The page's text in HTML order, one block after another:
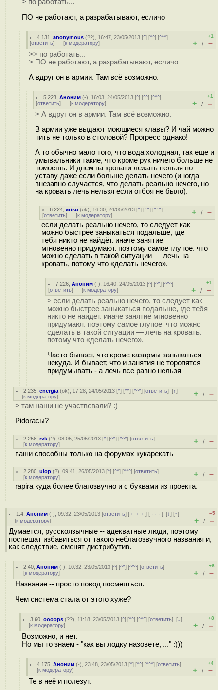
> по работать...
ПО не работают, а разрабатывают, есличо
4.131 ,anonymous (??), 16:47, 23/05/2013 [^] [^^] [^^^]
[ответить] [к модератору]
+1
+ / –
>> по работать...
> ПО не работают, а разрабатывают, есличо
А вдруг он в армии. Там всё возможно.
5.223 ,Аноним (-), 16:03, 24/05/2013 [^] [^^] [^^^]
[ответить] [к модератору]
+1
+ / –
> А вдруг он в армии. Там всё возможно.
В армии уже выдают моющиеся клавы? И чай можно
пить не только в столовой? Прогресс однако!
А то обычно мало того, что вода холодная, так еще и
умывальники такие, что кроме рук ничего больше не
помоешь. И днем на кровати лежать нельзя по
уставу даже если больше делать нечего (иногда
внезапно случается, что делать реально нечего, но
на кровать лечь нельзя если отбоя не было).
6.224 ,arisu (ok), 16:30, 24/05/2013 [^] [^^] [^^^]
[ответить] [к модератору] + / –
если делать реально нечего, то следует как
можно быстрее заныкаться подальше, где
тебя никто не найдёт. иначе занятие
мгновенно придумают. поэтому самое глупое, что
можно сделать в такой ситуации — лечь на
кровать, потому что «делать нечего».
7.226 ,Аноним (-), 16:40, 24/05/2013 [^] [^^] [^^^]
[ответить] [к модератору]
+1
+ / –
> если делать реально нечего, то следует как
можно быстрее заныкаться подальше, где тебя
никто не найдёт. иначе занятие мгновенно
придумают. поэтому самое глупое, что можно
сделать в такой ситуации — лечь на кровать,
потому что «делать нечего».
Часто бывает, что кроме казармы заныкаться
некуда. И бывает, что и занятия не торопятся
придумывать - а лечь все равно нельзя.
2.235 ,energia (ok), 17:28, 24/05/2013 [^] [^^] [^^^] [ответить][↑]
[к модератору] + / –
> там наши не участвовали? :)
Pidoraсы?
2.258 ,rvk (?), 08:05, 25/05/2013 [^] [^^] [^^^] [ответить]
[к модератору] + / –
ваши способны только на форумах кукарекать
2.280 ,uiop (?), 09:41, 26/05/2013 [^] [^^] [^^^] [ответить]
[к модератору] + / –
rapira куда более благозвучно и с буквами из проекта.
1.4 ,Аноним (-), 09:32, 23/05/2013 [ответить] [ ﹢﹢﹢] [ · · ·][↓] [↑]
[к модератору]
–5
+ / –
Думается, русскоязычные -- адекватные люди, поэтому
поспешат избавиться от такого неблагозвучного названия и,
как следствие, сменят дистрибутив.
2.40 ,Аноним (-), 10:32, 23/05/2013 [^] [^^] [^^^] [ответить]
[к модератору]
+8
+ / –
Название -- просто повод посмеяться.
Чем система стала от этого хуже?
3.60 ,oooops (??), 11:18, 23/05/2013 [^] [^^] [^^^] [ответить][↓]
[к модератору]
+8
+ / –
Возможно, и нет.
Но мы то знаем - "как вы лодку назовете, ..." :)))
4.175 ,Аноним (-), 23:48, 23/05/2013 [^] [^^] [^^^] [ответить]
[к модератору]
+4
+ / –
Те в неё и полезут.